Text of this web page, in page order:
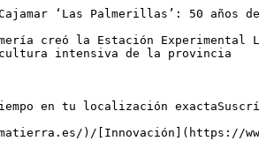
‘Las Palmerillas’: 50 años
creó la Estación
intensiva de la provincia
en tu localización
)/[Innovación](https://